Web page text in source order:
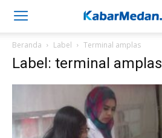
Beranda Label Terminal amplas
Label: terminal amplas